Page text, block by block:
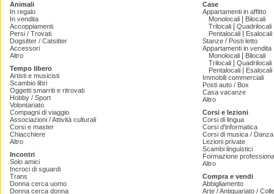
Animali
In regalo
In vendita
Accoppiamenti
Persi / Trovati
Dogsitter / Catsitter
Accessori
Altro
Tempo libero
Artisti e musicisti
Scambio libri
Oggetti smarriti e ritrovati
Hobby / Sport
Volontariato
Compagni di viaggio
Associazioni / Attività culturali
Corsi e master
Chiacchiere
Altro
Incontri
Solo amici
Incroci di sguardi
Trans
Donna cerca uomo
Donna cerca donna
Case
Appartamenti in affitto
Monolocali
Bilocali
Trilocali
Quadrilocali
Pentalocali
Esalocali
Stanze / Posti letto
Appartamenti in vendita
Monolocali
Bilocali
Trilocali
Quadrilocali
Pentalocali
Esalocali
Immobili commerciali
Posti auto / Box
Casa vacanze
Altro
Corsi e lezioni
Corsi di lingua
Corsi d'informatica
Corsi di musica /
Lezioni private
Scambi linguistici
Formazione
Altro
Compra e vendi
Abbigliamento
Arte / Antiquariato /